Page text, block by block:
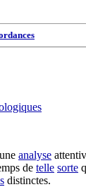
analyse
de telle sorte
distinctes.